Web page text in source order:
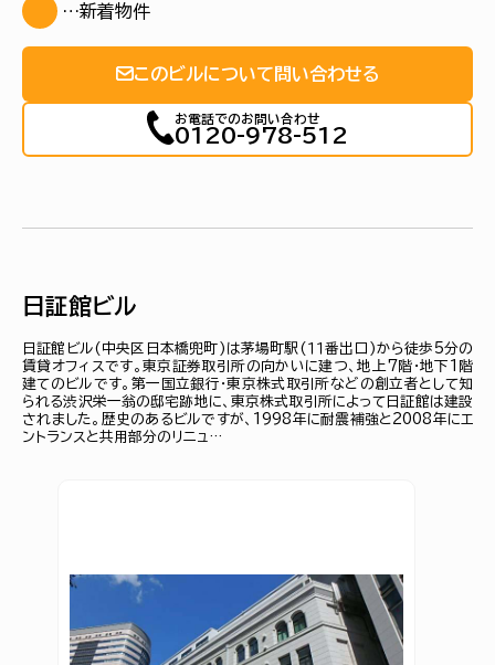
…新着物件
このビルについて問い合わせる
お電話でのお問い合わせ
0120-978-512
日証館ビル
日証館ビル(中央区日本橋兜町)は茅場町駅(１１番出口)から徒歩5分の
賃貸オフィスです。東京証券取引所の向かいに建つ、地上7階・地下1階
建てのビルです。第一国立銀行・東京株式取引所などの創立者として知
られる渋沢栄一翁の邸宅跡地に、東京株式取引所によって日証館は建設
されました。歴史のあるビルですが、1998年に耐震補強と2008年にエ
ントランスと共用部分のリニュ…